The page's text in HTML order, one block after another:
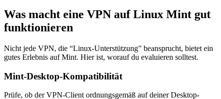
Was macht eine VPN auf Linux Mint gut
funktionieren
Nicht jede VPN, die “Linux-Unterstützung” beansprucht, bietet ein
gutes Erlebnis auf Mint. Hier ist, worauf du evaluieren solltest.
Mint-Desktop-Kompatibilität
Prüfe, ob der VPN-Client ordnungsgemäß auf deiner Desktop-